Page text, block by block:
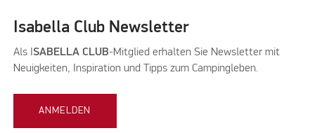
Isabella Club Newsletter
Als ISABELLA CLUB-Mitglied erhalten Sie Newsletter mit
Neuigkeiten, Inspiration und Tipps zum Campingleben.
ANMELDEN